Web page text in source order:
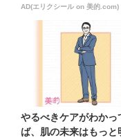
AD(エリクシール on 美的.com)
やるべきケアがわかっ
ば、肌の未来はもっと